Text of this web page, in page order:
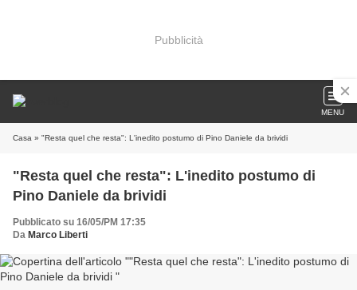
Pubblicità
MENU
Casa » "Resta quel che resta": L'inedito postumo di Pino Daniele da brividi
"Resta quel che resta": L'inedito postumo di
Pino Daniele da brividi
Pubblicato su 16/05/PM 17:35
Da Marco Liberti